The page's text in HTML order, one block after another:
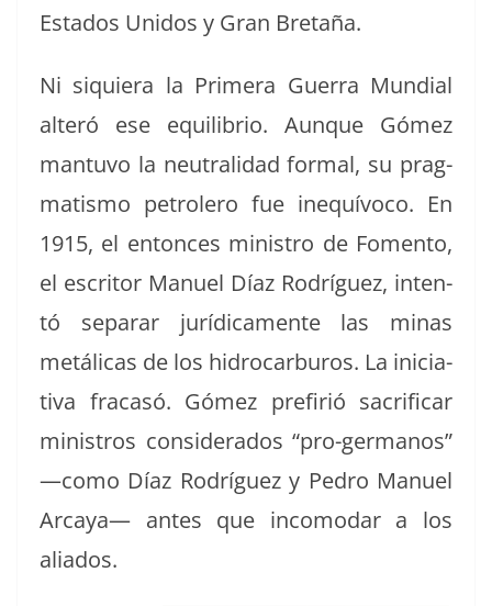
Esta­dos Unidos y Gran Bretaña.
Ni siquiera la Primera Guer­ra Mundi­al
alteró ese equi­lib­rio. Aunque Gómez
man­tu­vo la neu­tral­i­dad for­mal, su prag­
ma­tismo petrolero fue inequívo­co. En
1915, el entonces min­istro de Fomen­to,
el escritor Manuel Díaz Rodríguez, inten­
tó sep­a­rar jurídica­mente las minas
metáli­cas de los hidro­car­buros. La ini­cia­
ti­va fra­casó. Gómez pre­fir­ió sac­ri­ficar
min­istros con­sid­er­a­dos “pro-ger­manos”
—como Díaz Rodríguez y Pedro Manuel
Arcaya— antes que inco­modar a los
aliados.